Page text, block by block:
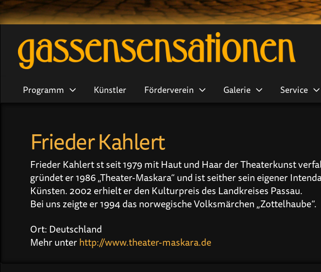
Programm Künstler Förderverein Galerie Service
Frieder Kahlert
Frieder Kahlert st seit 1979 mit Haut und Haar der Theaterkunst
gründet er 1986 „Theater-Maskara“ und ist seither sein eigener
Künsten. 2002 erhielt er den Kulturpreis des Landkreises Passau.
Bei uns zeigte er 1994 das norwegische Volksmärchen „Zottelhaube“.
Ort: Deutschland
Mehr unterhttp://www.theater-maskara.de